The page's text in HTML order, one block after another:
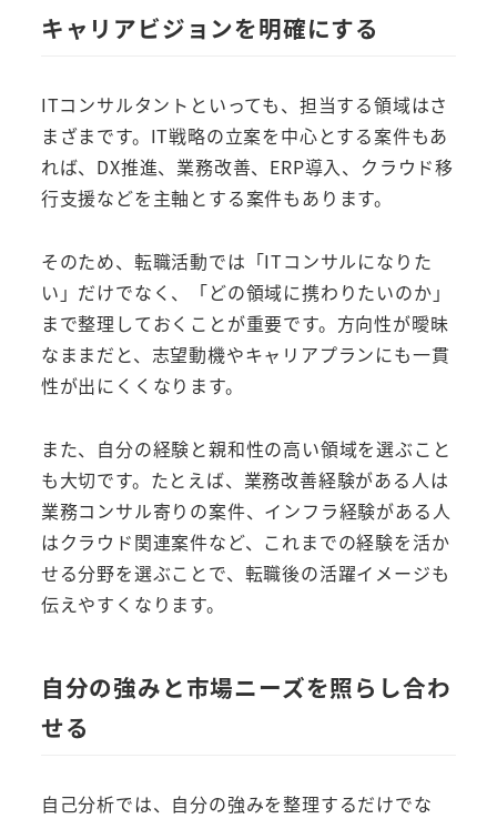
キャリアビジョンを明確にする
ITコンサルタントといっても、担当する領域はさ
まざまです。IT戦略の立案を中心とする案件もあ
れば、DX推進、業務改善、ERP導入、クラウド移
行支援などを主軸とする案件もあります。
そのため、転職活動では「ITコンサルになりた
い」だけでなく、「どの領域に携わりたいのか」
まで整理しておくことが重要です。方向性が曖昧
なままだと、志望動機やキャリアプランにも一貫
性が出にくくなります。
また、自分の経験と親和性の高い領域を選ぶこと
も大切です。たとえば、業務改善経験がある人は
業務コンサル寄りの案件、インフラ経験がある人
はクラウド関連案件など、これまでの経験を活か
せる分野を選ぶことで、転職後の活躍イメージも
伝えやすくなります。
自分の強みと市場ニーズを照らし合わ
せる
自己分析では、自分の強みを整理するだけでな